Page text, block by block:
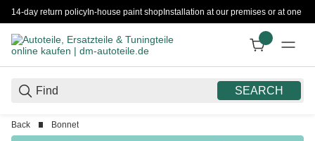
14-day return policyIn-house paint shopInstallation at our premises or at one
SEARCH
Back Bonnet